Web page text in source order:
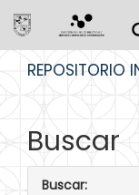
REPOSITORIO
Buscar
Buscar: